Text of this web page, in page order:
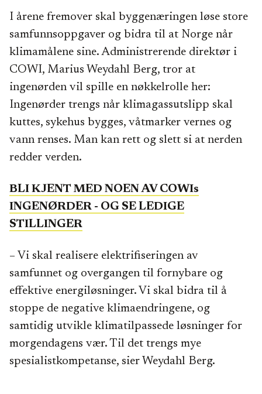
I årene fremover skal byggenæringen løse store
samfunnsoppgaver og bidra til at Norge når
klimamålene sine. Administrerende direktør i
COWI, Marius Weydahl Berg, tror at
ingenørden vil spille en nøkkelrolle her:
Ingenørder trengs når klimagassutslipp skal
kuttes, sykehus bygges, våtmarker vernes og
vann renses. Man kan rett og slett si at nerden
redder verden.
BLI KJENT MED NOEN AV COWIs
INGENØRDER - OG SE LEDIGE
STILLINGER
– Vi skal realisere elektrifiseringen av
samfunnet og overgangen til fornybare og
effektive energiløsninger. Vi skal bidra til å
stoppe de negative klimaendringene, og
samtidig utvikle klimatilpassede løsninger for
morgendagens vær. Til det trengs mye
spesialistkompetanse, sier Weydahl Berg.